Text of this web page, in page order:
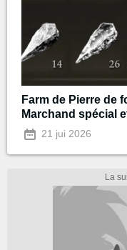
Farm de Pierre de
Marchand spécial
21 jui 2026